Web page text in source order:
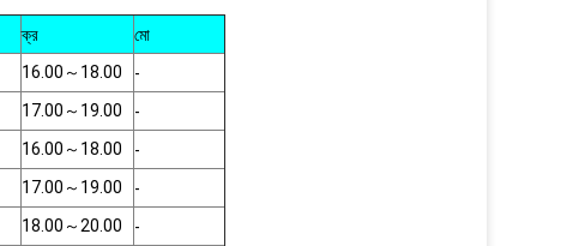
ক্র
মো
16.00 ～ 18.00
-
17.00 ～ 19.00
-
16.00 ～ 18.00
-
17.00 ～ 19.00
-
18.00 ～ 20.00
-